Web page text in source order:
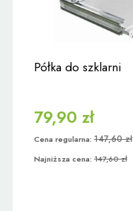
Półka do szklarni
79,90 zł
Cena regularna: 147,60 zł
Najniższa cena: 147,60 zł